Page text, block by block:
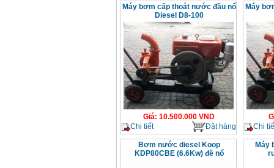
Máy bơm cấp thoát nước đầu nổ
Diesel D8-100
Giá: 10.500.000 VND
Chi tiết
Đặt hàng
Máy
Chi
Bơm nước diesel Koop
KDP80CBE (6.6Kw) đề nổ
Máy